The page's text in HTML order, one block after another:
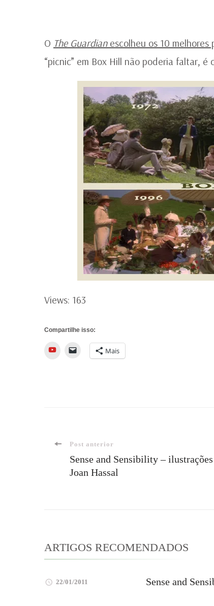
O The Guardianescolheu os 10 melhores
“picnic” em Box Hill não poderia faltar, é
Views: 163
Compartilhe isso:
YouTube Mais
Navegação
Post anterior
Sense and Sensibility –
Joan Hassal
ARTIGOS RECOMENDADOS
22/01/2011 Sense and